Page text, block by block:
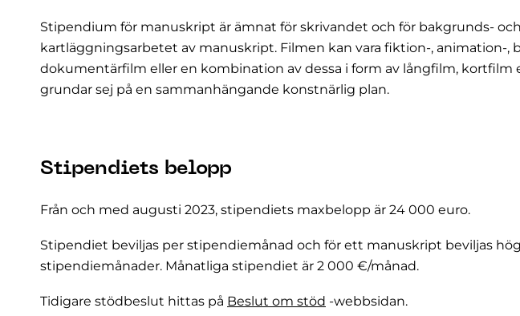
Stipendium för manuskript är ämnat för skrivandet och för bakgrunds- och
kartläggningsarbetet av manuskript. Filmen kan vara fiktion-, animation-,
dokumentärfilm eller en kombination av dessa i form av långfilm, kortfilm
grundar sej på en sammanhängande konstnärlig plan.
Stipendiets belopp
Från och med augusti 2023, stipendiets maxbelopp är 24 000 euro.
Stipendiet beviljas per stipendiemånad och för ett manuskript beviljas
stipendiemånader. Månatliga stipendiet är 2 000 €/månad.
Tidigare stödbeslut hittas på Beslut om stöd -webbsidan.